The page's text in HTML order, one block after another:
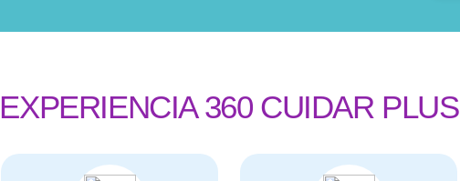
EXPERIENCIA 360 CUIDAR PLUS